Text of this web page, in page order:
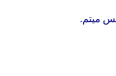
میتم.